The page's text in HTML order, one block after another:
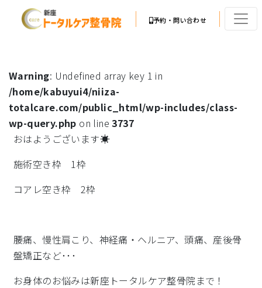
予約・問い合わせ
Warning: Undefined array key 1 in
/home/kabuyui4/niiza-
totalcare.com/public_html/wp-includes/class-
wp-query.php on line3737
おはようございます☀
施術空き枠 1枠
コアレ空き枠 2枠
腰痛、慢性肩こり、神経痛・ヘルニア、頭痛、産後骨
盤矯正など･･･
お身体のお悩みは新座トータルケア整骨院まで！